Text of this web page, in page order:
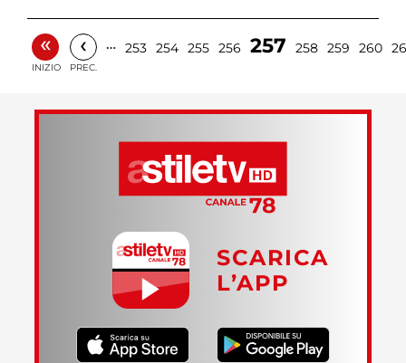
«
INIZIO
‹
PREC.
… 253 254 255 256 257 258 259 260
SCARICA
L’APP